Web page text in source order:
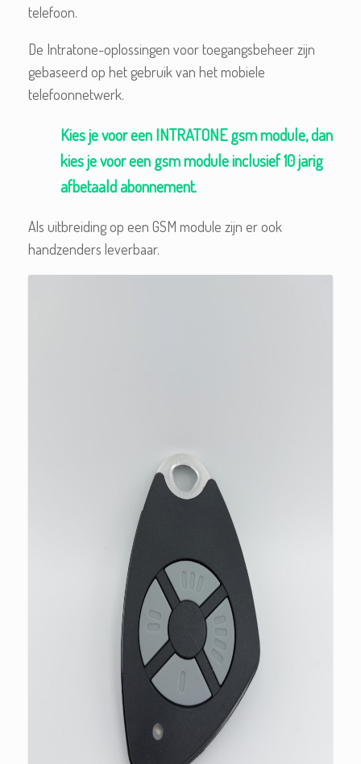
telefoon.
De Intratone-oplossingen voor toegangsbeheer zijn
gebaseerd op het gebruik van het mobiele
telefoonnetwerk.
Kies je voor een INTRATONE gsm module, dan
kies je voor een gsm module inclusief 10 jarig
afbetaald abonnement.
Als uitbreiding op een GSM module zijn er ook
handzenders leverbaar.